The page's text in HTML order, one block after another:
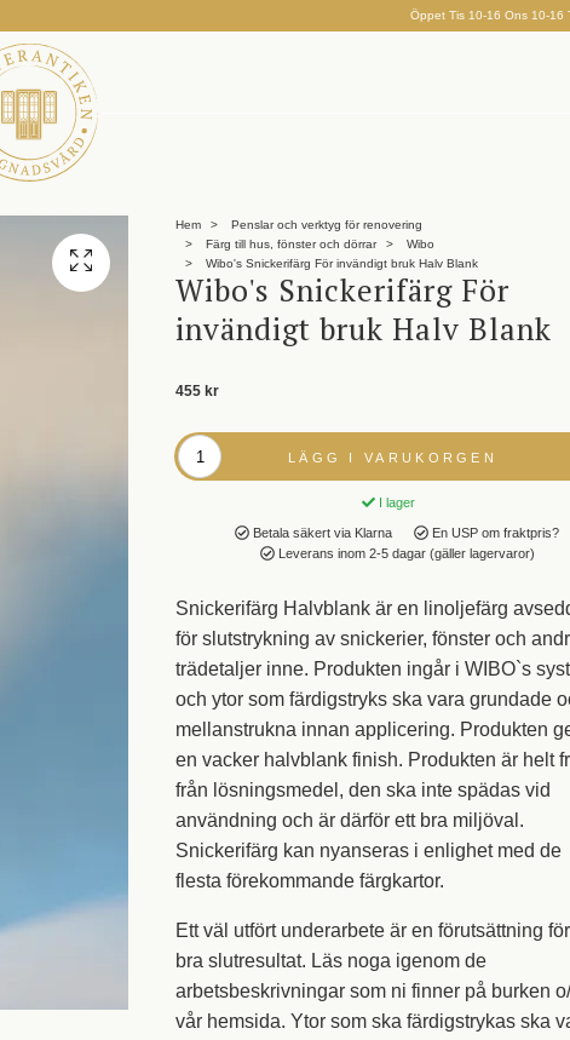
Öppet Tis 10-16 Ons 10-16
Hem
Penslar och verktyg för renovering
Färg till hus, fönster och dörrar
Wibo
Wibo's Snickerifärg För invändigt bruk Halv Blank
Wibo's Snickerifärg För
invändigt bruk Halv Blank
455 kr
LÄGG I VARUKORGEN
I lager
Betala säkert via Klarna
En USP om fraktpris?
Leverans inom 2-5 dagar (gäller lagervaror)
Snickerifärg Halvblank är en linoljefärg
för slutstrykning av snickerier, fönster och
trädetaljer inne. Produkten ingår i WIBO`s
och ytor som färdigstryks ska vara grundade
mellanstrukna innan applicering. Produkten
en vacker halvblank finish. Produkten är helt
från lösningsmedel, den ska inte spädas vid
användning och är därför ett bra miljöval.
Snickerifärg kan nyanseras i enlighet med de
flesta förekommande färgkartor.
Ett väl utfört underarbete är en förutsättning
bra slutresultat. Läs noga igenom de
arbetsbeskrivningar som ni finner på burken
vår hemsida. Ytor som ska färdigstrykas ska